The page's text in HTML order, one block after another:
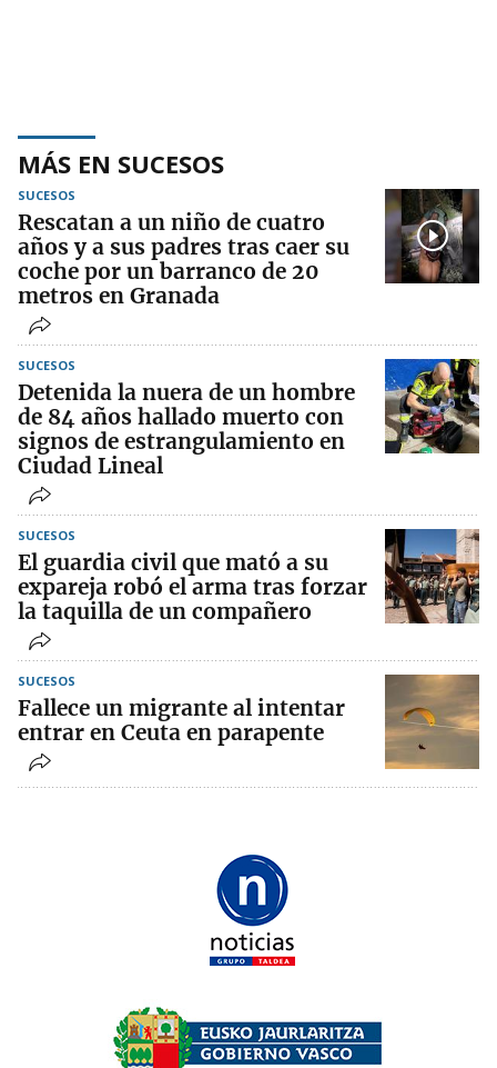
MÁS EN SUCESOS
SUCESOS
Rescatan a un niño de cuatro
años y a sus padres tras caer su
coche por un barranco de 20
metros en Granada
SUCESOS
Detenida la nuera de un hombre
de 84 años hallado muerto con
signos de estrangulamiento en
Ciudad Lineal
SUCESOS
El guardia civil que mató a su
expareja robó el arma tras forzar
la taquilla de un compañero
SUCESOS
Fallece un migrante al intentar
entrar en Ceuta en parapente